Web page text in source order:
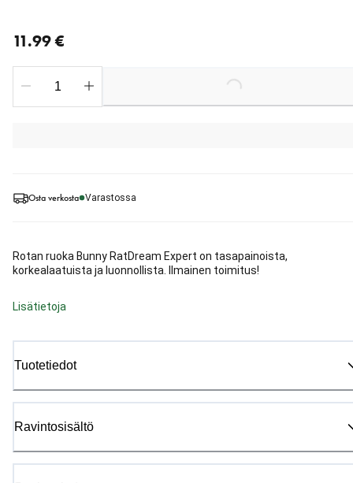
Osta verkosta Varastossa
Rotan ruoka Bunny RatDream Expert on tasapainoista,
korkealaatuista ja luonnollista. Ilmainen toimitus!
Lisätietoja
Tuotetiedot
Ravintosisältö
11.99 €
Loading...